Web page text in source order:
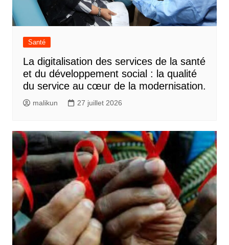
Santé
La digitalisation des services de la santé
et du développement social : la qualité
du service au cœur de la modernisation.
malikun 27 juillet 2026